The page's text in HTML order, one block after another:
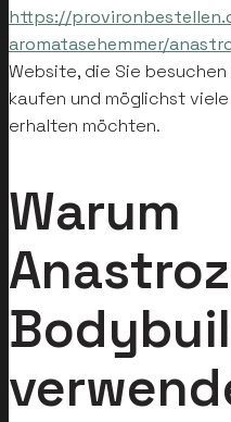
https://
aromatasehemmer/
Website, die Sie besuchen
kaufen und möglichst
erhalten möchten.
Warum